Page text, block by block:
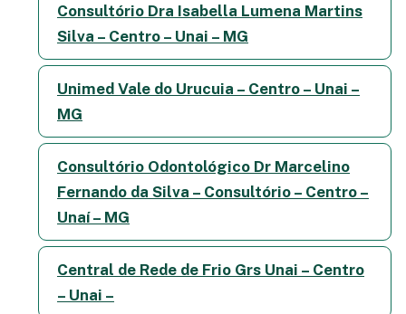
Consultório Dra Isabella Lumena Martins
Silva – Centro – Unai – MG
Unimed Vale do Urucuia – Centro – Unai –
MG
Consultório Odontológico Dr Marcelino
Fernando da Silva – Consultório – Centro –
Unaí – MG
Central de Rede de Frio Grs Unai – Centro
– Unai –